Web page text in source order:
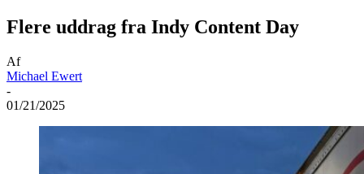
Flere uddrag fra Indy Content Day
Af
Michael Ewert
-
01/21/2025